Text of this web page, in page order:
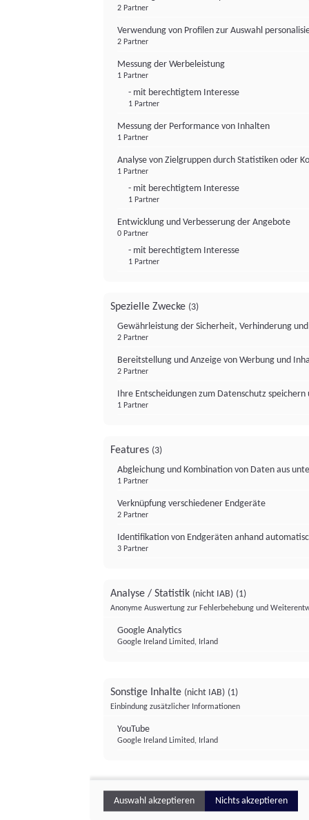
2 Partner
Verwendung von Profilen zur Auswahl
2 Partner
Messung der Werbeleistung
1 Partner
- mit berechtigtem Interesse
1 Partner
Messung der Performance von Inhalten
1 Partner
Analyse von Zielgruppen durch Statistiken oder
1 Partner
- mit berechtigtem Interesse
1 Partner
Entwicklung und Verbesserung der Angebote
0 Partner
- mit berechtigtem Interesse
1 Partner
Spezielle Zwecke (3)
Gewährleistung der Sicherheit, Verhinderung
2 Partner
Bereitstellung und Anzeige von Werbung und
2 Partner
Ihre Entscheidungen zum Datenschutz
1 Partner
Features (3)
Abgleichung und Kombination von Daten aus
1 Partner
Verknüpfung verschiedener Endgeräte
2 Partner
Identifikation von Endgeräten anhand
3 Partner
Analyse / Statistik (nicht IAB) (1)
Anonyme Auswertung zur Fehlerbehebung und
Google Analytics
Google Ireland Limited, Irland
Sonstige Inhalte (nicht IAB) (1)
Einbindung zusätzlicher Informationen
YouTube
Google Ireland Limited, Irland
Auswahl akzeptieren Nichts akzeptieren